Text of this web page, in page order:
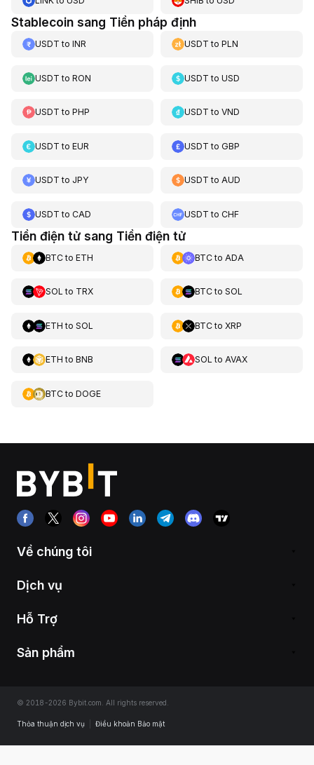
Stablecoin sang Tiền pháp định
USDT to INR USDT toPLN
USDT to RON USDT toUSD
USDT to PHP USDT toVND
USDT to EUR USDT toGBP
USDT to JPY USDT toAUD
USDT to CAD USDT toCHF
Tiền điện tử sang Tiền điện tử
BTCto ETH BTCto ADA
SOL to TRX BTCto SOL
ETH to SOL BTCto XRP
ETH to BNB SOL to AVAX
BTCto DOGE
Về chúng tôi
Dịch vụ
Hỗ Trợ
Sản phẩm
© 2018-2026 Bybit.com. All rights reserved.
Thỏa thuận dịch vụ Điều khoản Bảo mật